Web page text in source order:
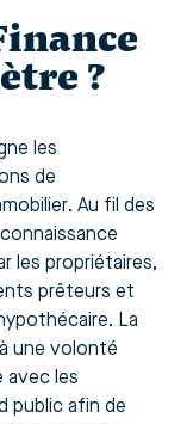
?
les
de
Au fil des
les propriétaires,
prêteurs et
La
une volonté
avec les
public afin de